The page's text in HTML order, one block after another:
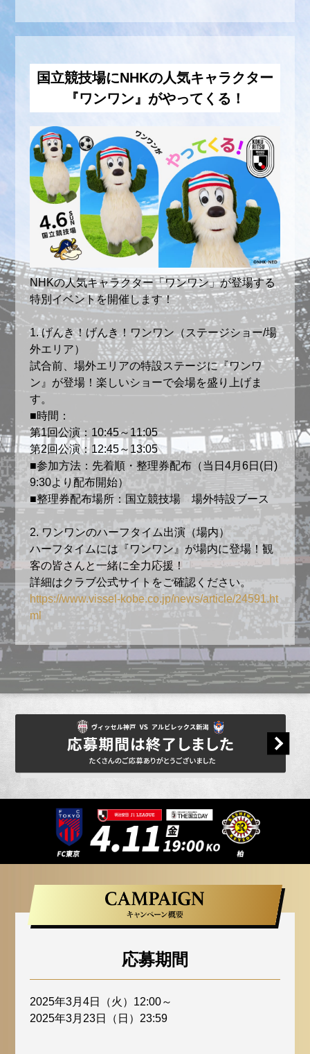
絡させていただきます。
ルを受信できるようにドメイン設定をお願
いします。
キャンペーン主催者
楽天ヴィッセル神戸株式会社
本キャンペーンに関するお問い合わせ先
チケットに関するお問い合わせ
https://www.vissel-kobe.co.jp/about/contact/
キャンペーン、その他に関するお問い合わせ
https://www.jleague.jp/form/support/faq.html
※お問い合わせの際には「国立競技場に小中学生
10,000名様ご招待！4月6日（日）ヴィッセル神戸
vs アルビレックス新潟の件」と明記のうえ、お問い
合わせ内容をお書きください。
国立競技場にNHKの人気キャラクター
『ワンワン』がやってくる！
NHKの人気キャラクター「ワンワン」が登場する
特別イベントを開催します！
1. げんき！げんき！ワンワン（ステージショー/場
外エリア）
試合前、場外エリアの特設ステージに『ワンワ
ン』が登場！楽しいショーで会場を盛り上げま
す。
■時間：
第1回公演：10:45～11:05
第2回公演：12:45～13:05
■参加方法：先着順・整理券配布（当日4月6日(日)
9:30より配布開始）
■整理券配布場所：国立競技場 場外特設ブース
2. ワンワンのハーフタイム出演（場内）
ハーフタイムには『ワンワン』が場内に登場！観
客の皆さんと一緒に全力応援！
詳細はクラブ公式サイトをご確認ください。
https://www.vissel-kobe.co.jp/news/article/24591.ht
ml
応募期間
2025年3月4日（火）12:00～
2025年3月23日（日）23:59